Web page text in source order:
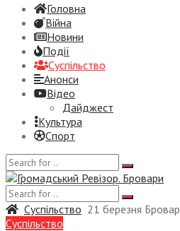
Головна
Війна
Новини
Події
Суспiльство
Анонси
Відео
Дайджест
Культура
Спорт
Суспiльство 21 березня
Суспiльство